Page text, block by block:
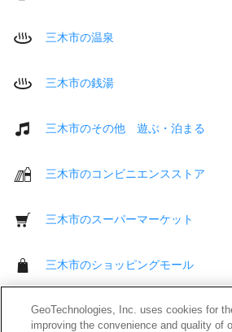
三木市の温泉
三木市の銭湯
三木市のその他 遊ぶ・泊まる
三木市のコンビニエンスストア
三木市のスーパーマーケット
三木市のショッピングモール
三木市のディスカウントストア
GeoTechnologies, Inc. uses cookies for
improving the convenience and quality of